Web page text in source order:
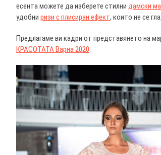
есента можете да изберете стилни дамски
удобни ризи с плисиран ефект, които не се
Предлагаме ви кадри от представянето на
КРАСОТАТА Варна 2020.